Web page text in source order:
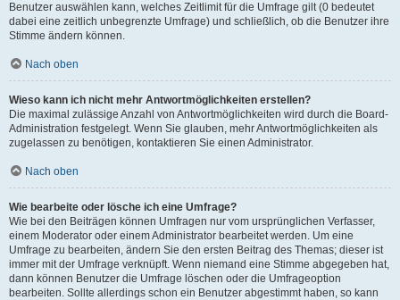
Benutzer auswählen kann, welches Zeitlimit für die Umfrage gilt (0 bedeutet
dabei eine zeitlich unbegrenzte Umfrage) und schließlich, ob die Benutzer ihre
Stimme ändern können.
Nach oben
Wieso kann ich nicht mehr Antwortmöglichkeiten erstellen?
Die maximal zulässige Anzahl von Antwortmöglichkeiten wird durch die Board-
Administration festgelegt. Wenn Sie glauben, mehr Antwortmöglichkeiten als
zugelassen zu benötigen, kontaktieren Sie einen Administrator.
Nach oben
Wie bearbeite oder lösche ich eine Umfrage?
Wie bei den Beiträgen können Umfragen nur vom ursprünglichen Verfasser,
einem Moderator oder einem Administrator bearbeitet werden. Um eine
Umfrage zu bearbeiten, ändern Sie den ersten Beitrag des Themas; dieser ist
immer mit der Umfrage verknüpft. Wenn niemand eine Stimme abgegeben hat,
dann können Benutzer die Umfrage löschen oder die Umfrageoption
bearbeiten. Sollte allerdings schon ein Benutzer abgestimmt haben, so kann